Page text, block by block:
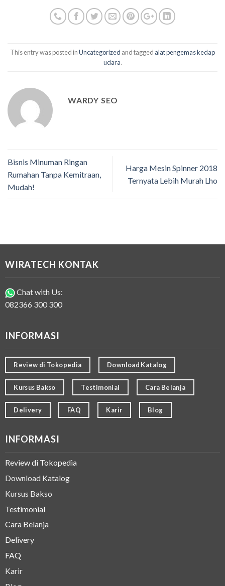
This entry was posted inUncategorized and tagged alat pengemas kedap
udara.
WARDY SEO
Bisnis Minuman Ringan
Rumahan Tanpa Kemitraan,
Mudah!
Harga Mesin Spinner 2018
Ternyata Lebih Murah Lho
WIRATECH KONTAK
Chat with Us:
082366 300 300
INFORMASI
Review di Tokopedia Download Katalog
Kursus Bakso Testimonial Cara Belanja
Delivery FAQ Karir Blog
INFORMASI
Review di Tokopedia
Download Katalog
Kursus Bakso
Testimonial
Cara Belanja
Delivery
FAQ
Karir